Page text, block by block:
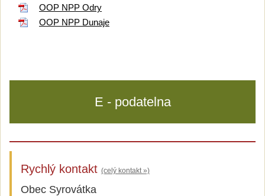
OOP NPP Odry
OOP NPP Dunaje
E - podatelna
Rychlý kontakt (celý kontakt »)
Obec Syrovátka